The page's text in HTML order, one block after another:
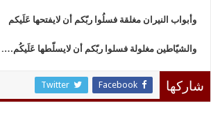
وأبواب النيران مغلقة فسلُوا ربّكم أن لايفتحها عَلَيكم
والشيّاطين مغلولة فسلوا ربّكم أن لايسلّطها عَلَيكُم….
شاركها Facebook
Twitter